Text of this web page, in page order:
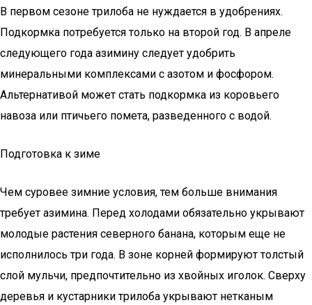
В первом сезоне трилоба не нуждается в удобрениях.
Подкормка потребуется только на второй год. В апреле
следующего года азимину следует удобрить
минеральными комплексами с азотом и фосфором.
Альтернативой может стать подкормка из коровьего
навоза или птичьего помета, разведенного с водой.
Подготовка к зиме
Чем суровее зимние условия, тем больше внимания
требует азимина. Перед холодами обязательно укрывают
молодые растения северного банана, которым еще не
исполнилось три года. В зоне корней формируют толстый
слой мульчи, предпочтительно из хвойных иголок. Сверху
деревья и кустарники трилоба укрывают нетканым